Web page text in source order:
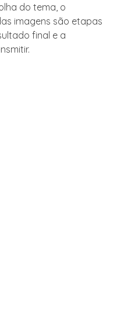
do tema, o
imagens são etapas
final e a